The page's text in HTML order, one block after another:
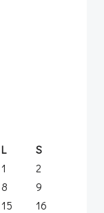
L
S
1
2
8
9
15
16